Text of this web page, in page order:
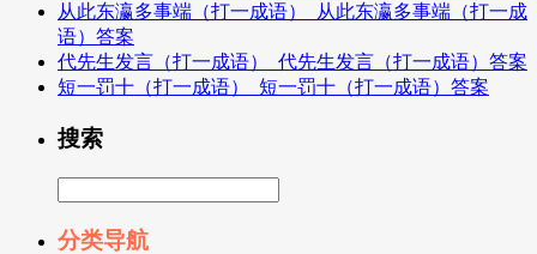
从此东瀛多事端（打一成语）_从此东瀛多事端（打一成
语）答案
代先生发言（打一成语）_代先生发言（打一成语）答案
短一罚十（打一成语）_短一罚十（打一成语）答案
搜索
分类导航